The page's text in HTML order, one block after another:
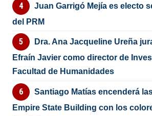
Juan Garrigó Mejía es electo
del PRM
Dra. Ana Jacqueline Ureña
Efraín Javier como director de
Facultad de Humanidades
Santiago Matías encenderá
Empire State Building con los